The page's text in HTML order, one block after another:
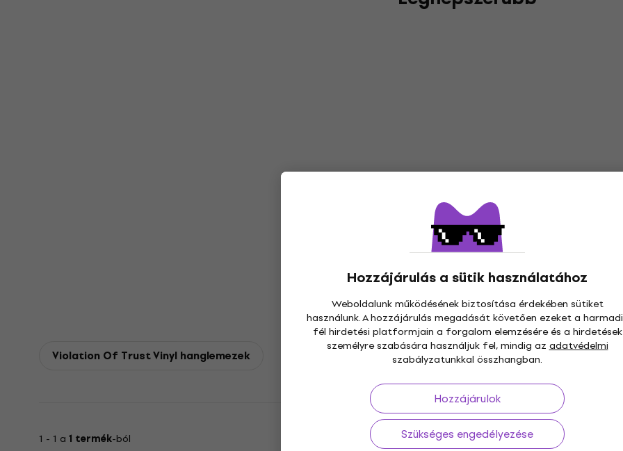
Hozzájárulás a sütik használatához
Weboldalunk működésének biztosítása érdekében sütiket
használunk. A hozzájárulás megadását követően ezeket a
fél hirdetési platformjain a forgalom elemzésére és a hirdetések
személyre szabására használjuk fel, mindig azadatvédelmi
szabályzatunkkal összhangban.
Hozzájárulok
Szükséges engedélyezése
Violation Of Trust Vinyl hanglemezek
1 - 1 a 1 termék-ból